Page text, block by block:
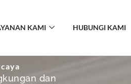
KAMI HUBUNGI KAMI
dan